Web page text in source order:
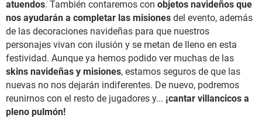
atuendos. También contaremos con objetos navideños que
nos ayudarán a completar las misiones del evento, además
de las decoraciones navideñas para que nuestros
personajes vivan con ilusión y se metan de lleno en esta
festividad. Aunque ya hemos podido ver muchas de las
skins navideñas y misiones, estamos seguros de que las
nuevas no nos dejarán indiferentes. De nuevo, podremos
reunirnos con el resto de jugadores y... ¡cantar villancicos a
pleno pulmón!